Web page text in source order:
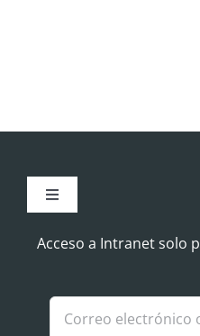
Toggle
Aviso Legal
Política de Cookies
Acceso a Intranet solo